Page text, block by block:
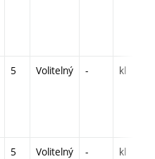
5 Volitelný - kl
5 Volitelný - kl